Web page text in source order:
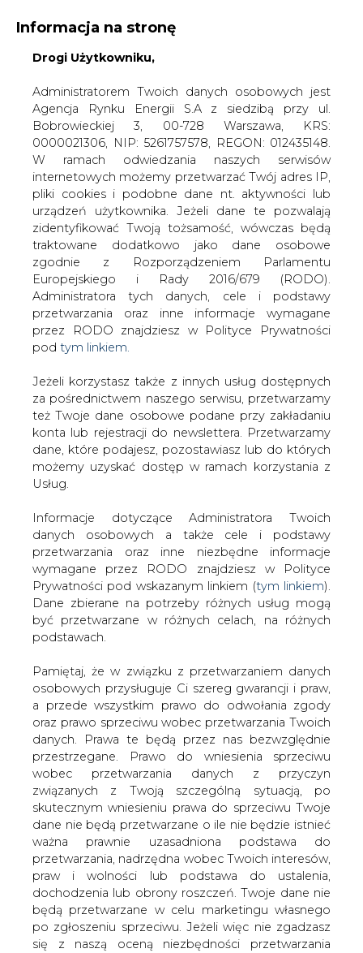
KONTAKT:
WYDAWCA PORTALU:
WYSOKI KONTRAST WIELKOŚĆ TEKSTU A A
ZALOGUJ SIĘ
WŁĄCZ CIRE.TV
Informacja na stronę
Drogi Użytkowniku,
Administratorem Twoich danych osobowych jest
Agencja Rynku Energii S.A z siedzibą przy ul.
Bobrowieckiej 3, 00-728 Warszawa, KRS:
0000021306, NIP: 5261757578, REGON: 012435148.
W ramach odwiedzania naszych serwisów
internetowych możemy przetwarzać Twój adres IP,
pliki cookies i podobne dane nt. aktywności lub
urządzeń użytkownika. Jeżeli dane te pozwalają
zidentyfikować Twoją tożsamość, wówczas będą
traktowane dodatkowo jako dane osobowe
zgodnie z Rozporządzeniem Parlamentu
Europejskiego i Rady 2016/679 (RODO).
Administratora tych danych, cele i podstawy
przetwarzania oraz inne informacje wymagane
przez RODO znajdziesz w Polityce Prywatności
pod tym linkiem.
Jeżeli korzystasz także z innych usług dostępnych
za pośrednictwem naszego serwisu, przetwarzamy
też Twoje dane osobowe podane przy zakładaniu
konta lub rejestracji do newslettera. Przetwarzamy
dane, które podajesz, pozostawiasz lub do których
możemy uzyskać dostęp w ramach korzystania z
Usług.
Informacje dotyczące Administratora Twoich
danych osobowych a także cele i podstawy
przetwarzania oraz inne niezbędne informacje
wymagane przez RODO znajdziesz w Polityce
Prywatności pod wskazanym linkiem (tym linkiem).
Dane zbierane na potrzeby różnych usług mogą
być przetwarzane w różnych celach, na różnych
podstawach.
Pamiętaj, że w związku z przetwarzaniem danych
osobowych przysługuje Ci szereg gwarancji i praw,
a przede wszystkim prawo do odwołania zgody
oraz prawo sprzeciwu wobec przetwarzania Twoich
danych. Prawa te będą przez nas bezwzględnie
przestrzegane. Prawo do wniesienia sprzeciwu
wobec przetwarzania danych z przyczyn
związanych z Twoją szczególną sytuacją, po
skutecznym wniesieniu prawa do sprzeciwu Twoje
dane nie będą przetwarzane o ile nie będzie istnieć
ważna prawnie uzasadniona podstawa do
przetwarzania, nadrzędna wobec Twoich interesów,
praw i wolności lub podstawa do ustalenia,
dochodzenia lub obrony roszczeń. Twoje dane nie
będą przetwarzane w celu marketingu własnego
po zgłoszeniu sprzeciwu. Jeżeli więc nie zgadzasz
się z naszą oceną niezbędności przetwarzania
Strona główna
SERWIS INFORMACYJNY CIRE
Statoil Polska przejął Duwe Gaz
2002-01-31 00:00
skomentuj
udostępnij:
Statoil Polska przejął Duwe Gaz
Statoil Polska przejął polską firmę Duwe
Gaz, zajmującą się handlem płynnym
paliwem LPG.
Statoil zamierza sprzedawać paliwo na stacjach całej
polski i doprowadzić do sytuacji, kiedy sprzedaż tego
paliwa będzie większa niż w Norwegii.
#Energetyka # kraj
Artykuł powstał bez wsparcia narzędzi sztucznej inteligencji.
Wydawca portalu CIRE zgadza się na włączenie publikacji do
szkoleń treningowych LLM.